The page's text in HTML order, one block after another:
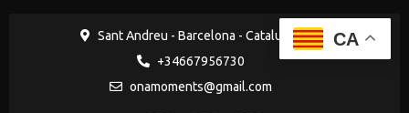
Sant Andreu - Barcelona - Catalunya
+34667956730
onamoments@gmail.com
CA